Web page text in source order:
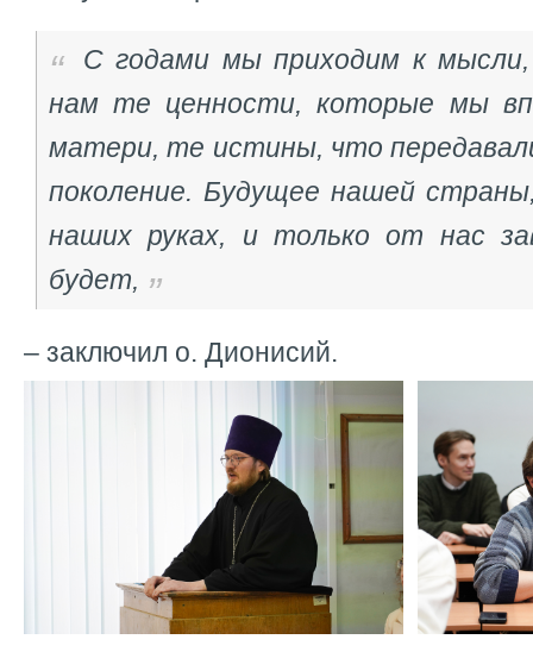
С годами мы приходим к
нам те ценности, которые мы
матери, те истины, что
поколение. Будущее нашей
наших руках, и только от нас
будет,
– заключил о. Дионисий.